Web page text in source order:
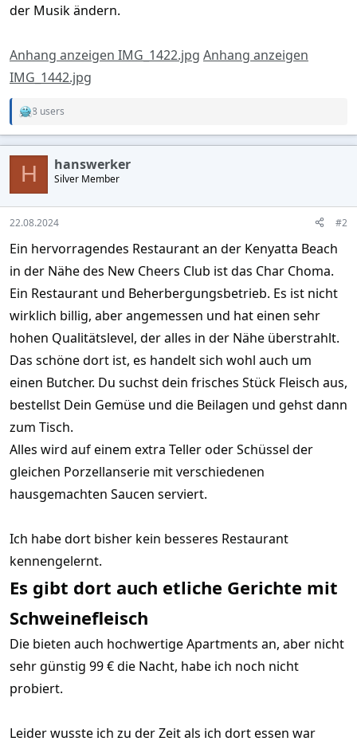
der Musik ändern.
Anhang anzeigen IMG_1422.jpg Anhang anzeigen
IMG_1442.jpg
R
c
o
n
s
:
8 users
H hanswerker
Silver Member
22.08.2024 #2
Ein hervorragendes Restaurant an der Kenyatta Beach
in der Nähe des New Cheers Club ist das Char Choma.
Ein Restaurant und Beherbergungsbetrieb. Es ist nicht
wirklich billig, aber angemessen und hat einen sehr
hohen Qualitätslevel, der alles in der Nähe überstrahlt.
Das schöne dort ist, es handelt sich wohl auch um
einen Butcher. Du suchst dein frisches Stück Fleisch aus,
bestellst Dein Gemüse und die Beilagen und gehst dann
zum Tisch.
Alles wird auf einem extra Teller oder Schüssel der
gleichen Porzellanserie mit verschiedenen
hausgemachten Saucen serviert.
Ich habe dort bisher kein besseres Restaurant
kennengelernt.
Es gibt dort auch etliche Gerichte mit
Schweinefleisch
Die bieten auch hochwertige Apartments an, aber nicht
sehr günstig 99 € die Nacht, habe ich noch nicht
probiert.
Leider wusste ich zu der Zeit als ich dort essen war